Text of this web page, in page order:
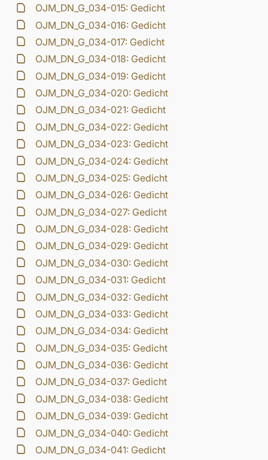
OJM_DN_G_034-015: Gedicht
OJM_DN_G_034-016: Gedicht
OJM_DN_G_034-017: Gedicht
OJM_DN_G_034-018: Gedicht
OJM_DN_G_034-019: Gedicht
OJM_DN_G_034-020: Gedicht
OJM_DN_G_034-021: Gedicht
OJM_DN_G_034-022: Gedicht
OJM_DN_G_034-023: Gedicht
OJM_DN_G_034-024: Gedicht
OJM_DN_G_034-025: Gedicht
OJM_DN_G_034-026: Gedicht
OJM_DN_G_034-027: Gedicht
OJM_DN_G_034-028: Gedicht
OJM_DN_G_034-029: Gedicht
OJM_DN_G_034-030: Gedicht
OJM_DN_G_034-031: Gedicht
OJM_DN_G_034-032: Gedicht
OJM_DN_G_034-033: Gedicht
OJM_DN_G_034-034: Gedicht
OJM_DN_G_034-035: Gedicht
OJM_DN_G_034-036: Gedicht
OJM_DN_G_034-037: Gedicht
OJM_DN_G_034-038: Gedicht
OJM_DN_G_034-039: Gedicht
OJM_DN_G_034-040: Gedicht
OJM_DN_G_034-041: Gedicht